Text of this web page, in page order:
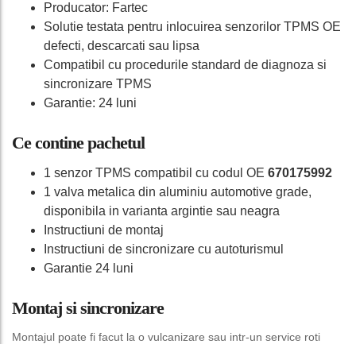
Producator: Fartec
Solutie testata pentru inlocuirea senzorilor TPMS OE
defecti, descarcati sau lipsa
Compatibil cu procedurile standard de diagnoza si
sincronizare TPMS
Garantie: 24 luni
Ce contine pachetul
1 senzor TPMS compatibil cu codul OE 670175992
1 valva metalica din aluminiu automotive grade,
disponibila in varianta argintie sau neagra
Instructiuni de montaj
Instructiuni de sincronizare cu autoturismul
Garantie 24 luni
Montaj si sincronizare
Montajul poate fi facut la o vulcanizare sau intr-un service roti